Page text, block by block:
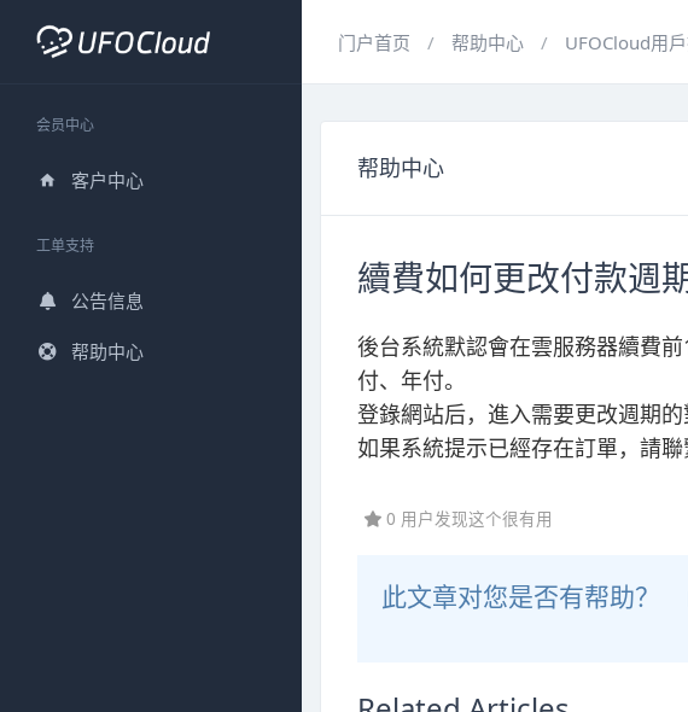
会员中心
客户中心
工单支持
公告信息
帮助中心
门户首页 帮助中心 UFOCloud用
帮助中心
續費如何更改付款週期
後台系統默認會在雲服務器續費
付、年付。
登錄網站后，進入需要更改週期
如果系統提示已經存在訂單，請聯
0 用户发现这个很有用
此文章对您是否有帮助？